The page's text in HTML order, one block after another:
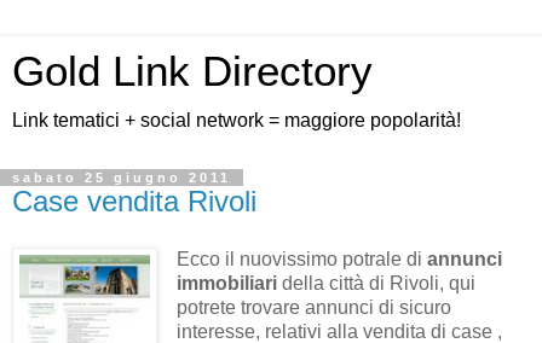
Gold Link Directory
Link tematici + social network = maggiore popolarità!
sabato 25 giugno 2011
Case vendita Rivoli
Ecco il nuovissimo potrale di annunci
immobiliaridella città di Rivoli, qui
potrete trovare annunci di sicuro
interesse, relativi alla vendita di case ,